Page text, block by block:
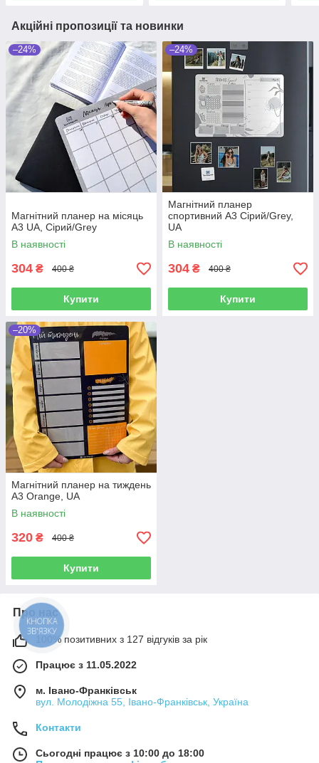
Акційні пропозиції та новинки
–24%
Магнітний планер на місяць
A3 UA, Сірий/Grey
В наявності
304 ₴ 400 ₴
Купити
–24%
Магнітний планер
спортивний A3 Сірий/Grey,
UA
В наявності
304 ₴ 400 ₴
Купити
–20%
Магнітний планер на тиждень
A3 Orange, UA
В наявності
320 ₴ 400 ₴
Купити
Про нас
100% позитивних з 127 відгуків за рік
Працює з 11.05.2022
м. Івано-Франківськ
вул. Молодіжна 55, Івано-Франківськ, Україна
Контакти
Сьогодні працює з 10:00 до 18:00
КНОПКА
ЗВ'ЯЗКУ